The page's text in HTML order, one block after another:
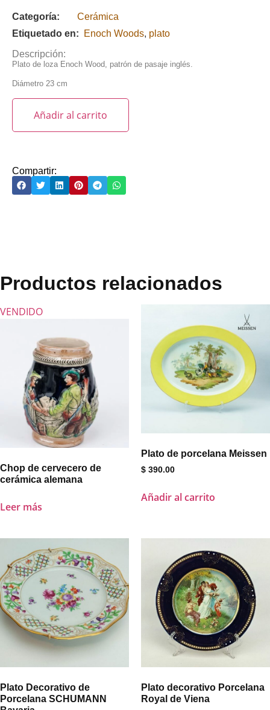
Categoría:
Cerámica
Etiquetado en:
Enoch Woods, plato
Descripción:
Plato de loza Enoch Wood, patrón de pasaje inglés.
Diámetro 23 cm
Añadir al carrito
Compartir:
Productos relacionados
VENDIDO
Chop de cervecero de
cerámica alemana
Leer más
Plato de porcelana Meissen
$ 390.00
Añadir al carrito
Plato Decorativo de
Porcelana SCHUMANN
Plato decorativo Porcelana
Royal de Viena